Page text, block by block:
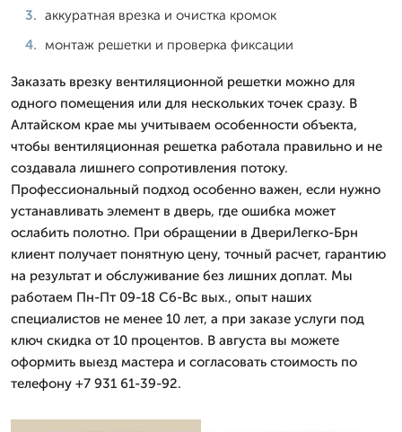
аккуратная врезка и очистка кромок
монтаж решетки и проверка фиксации
Заказать врезку вентиляционной решетки можно для
одного помещения или для нескольких точек сразу. В
Алтайском крае мы учитываем особенности объекта,
чтобы вентиляционная решетка работала правильно и не
создавала лишнего сопротивления потоку.
Профессиональный подход особенно важен, если нужно
устанавливать элемент в дверь, где ошибка может
ослабить полотно. При обращении в ДвериЛегко-Брн
клиент получает понятную цену, точный расчет, гарантию
на результат и обслуживание без лишних доплат. Мы
работаем Пн-Пт 09-18 Сб-Вс вых., опыт наших
специалистов не менее 10 лет, а при заказе услуги под
ключ скидка от 10 процентов. В августа вы можете
оформить выезд мастера и согласовать стоимость по
телефону +7 931 61-39-92.